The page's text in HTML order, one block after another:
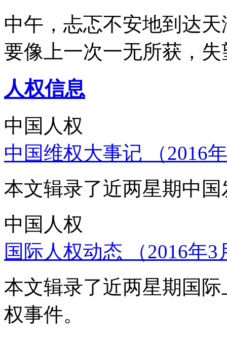
中午，忐忑不安地到达
要像上一次一无所获，
人权信息
中国人权
中国维权大事记 （2016
本文辑录了近两星期中
中国人权
国际人权动态 （2016年
本文辑录了近两星期国
权事件。